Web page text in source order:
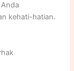
kehati-hatian.